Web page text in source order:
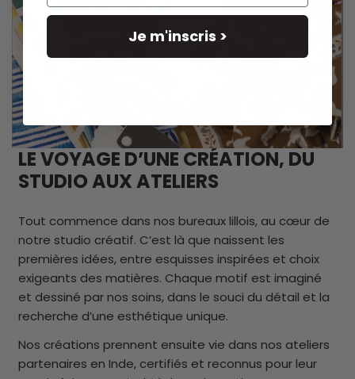
50 x 36x 19cm
LE VOYAGE D’UNE CRÉATION, DU
STUDIO AUX ATELIERS
Tout commence dans nos bureaux lillois, au cœur de
notre studio créatif. C’est là que naissent les
premières idées, entre esquisses inspirées et choix
exigeants des matières. Chaque motif est imaginé
et dessiné par nos soins, dans le souci du détail et la
recherche d’une esthétique unique.
Nos créations prennent ensuite vie dans nos ateliers
partenaires en Inde, certifiés et reconnus pour leur
Je m'inscris >